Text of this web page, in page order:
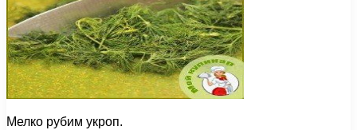
Мелко рубим укроп.